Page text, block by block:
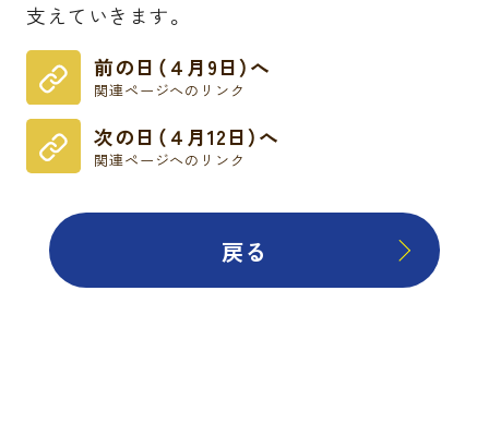
支えていきます。
前の日（４月9日）へ
関連ページへのリンク
次の日（４月12日）へ
関連ページへのリンク
戻る